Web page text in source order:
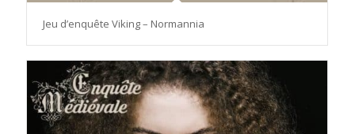
Jeu d’enquête Viking – Normannia